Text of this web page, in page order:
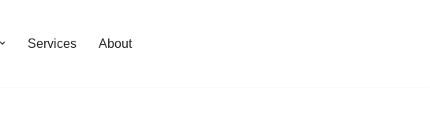
Services About